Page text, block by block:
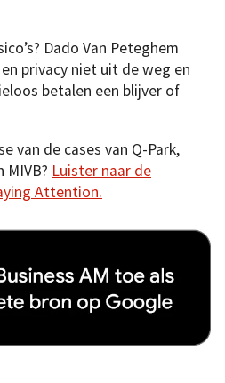
Dado Van Peteghem
privacy niet uit de weg en
betalen een blijver of
van de cases van Q-Park,
MIVB? Luister naar de
Attention.